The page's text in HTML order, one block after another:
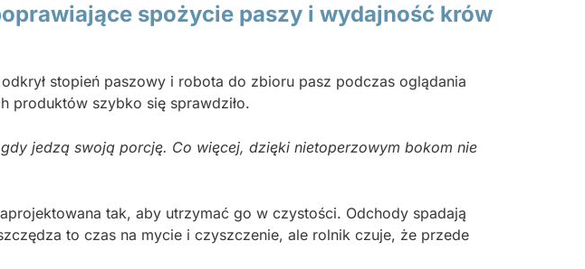
spożycie paszy i wydajność krów
stopień paszowy i robota do zbioru pasz podczas oglądania
produktów szybko się sprawdziło.
jedzą swoją porcję. Co więcej, dzięki nietoperzowym bokom nie
tak, aby utrzymać go w czystości. Odchody spadają
to czas na mycie i czyszczenie, ale rolnik czuje, że przede